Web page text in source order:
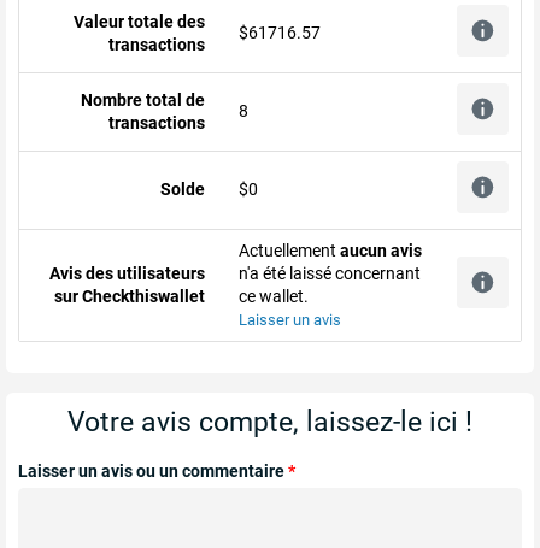
Valeur totale des
transactions
$61716.57
Nombre total de
transactions
8
Solde $0
Avis des utilisateurs
sur Checkthiswallet
Actuellement aucun avis
n'a été laissé concernant
ce wallet.
Laisser un avis
Votre avis compte, laissez-le ici !
Laisser un avis ou un commentaire*